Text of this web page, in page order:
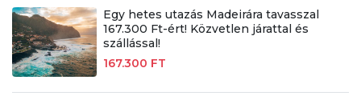
Egy hetes utazás Madeirára tavasszal
167.300 Ft-ért! Közvetlen járattal és
szállással!
167.300 FT